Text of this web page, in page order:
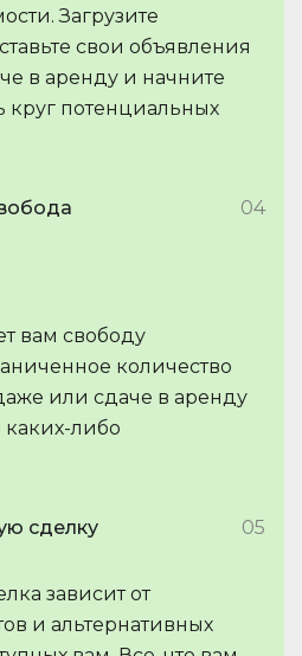
Загрузите
свои объявления
в аренду и начните
круг потенциальных
04
вам свободу
количество
или сдаче в аренду
либо
сделку 05
зависит от
и альтернативных